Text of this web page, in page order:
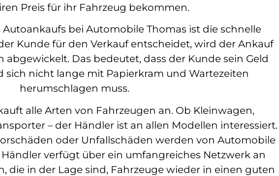
Preis für ihr Fahrzeug bekommen.
Autoankaufs bei Automobile Thomas ist die schnelle
Kunde für den Verkauf entscheidet, wird der Ankauf
Das bedeutet, dass der Kunde sein Geld
nicht lange mit Papierkram und Wartezeiten
herumschlagen muss.
alle Arten von Fahrzeugen an. Ob Kleinwagen,
– der Händler ist an allen Modellen interessiert.
oder Unfallschäden werden von Automobile
verfügt über ein umfangreiches Netzwerk an
die in der Lage sind, Fahrzeuge wieder in einen guten